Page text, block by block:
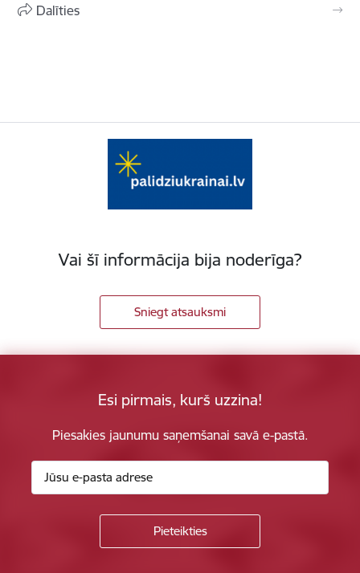
Dalīties
Vai šī informācija bija noderīga?
Sniegt atsauksmi
Esi pirmais, kurš uzzina!
Piesakies jaunumu saņemšanai savā e-pastā.